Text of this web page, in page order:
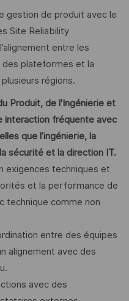
gestion de produit avec le
Site Reliability
entre les
des plateformes et la
régions.
Produit, de l'Ingénierie et
interaction fréquente avec
que l’ingénierie, la
sécurité et la direction IT.
exigences techniques et
et la performance de
technique comme non
entre des équipes
alignement avec des
avec des